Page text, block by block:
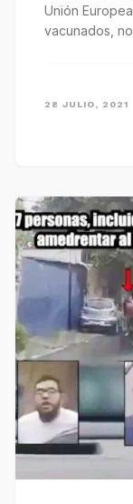
Unión
vacunados,
28 JULIO, 2021